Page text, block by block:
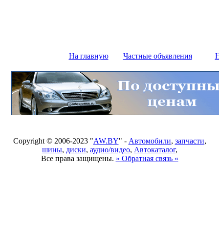
На главную Частные объявления
Copyright © 2006-2023 "AW.BY" - Автомобили, запчасти,
шины, диски, аудио/видео, Автокаталог,
Все права защищены. » Обратная связь «